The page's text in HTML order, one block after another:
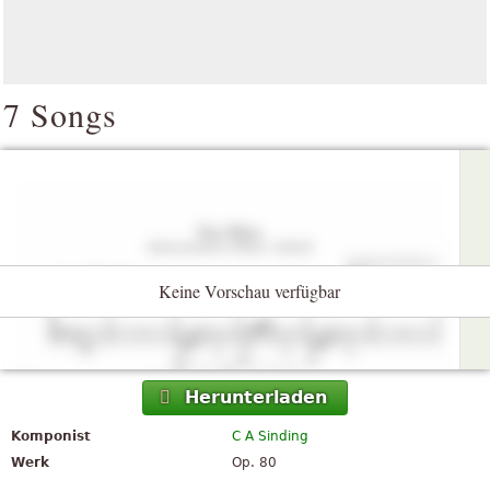
7 Songs
Keine Vorschau verfügbar
Herunterladen
Komponist
C A Sinding
Werk
Op. 80